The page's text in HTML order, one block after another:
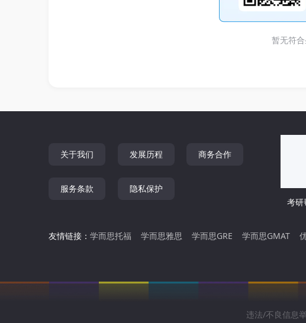
暂无符
关于我们 发展历程 商务合作
服务条款
隐私保护
考研
友情链接： 学而思托福 学而思雅思 学而思GRE 学而思GMAT
违法/不良信息